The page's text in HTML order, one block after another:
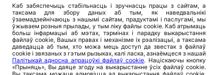
Каб забяспечыць стабільнасць і зручнасць працы з сайтам, а
таксама для збору даных аб тым, як наведвальнікі
ўзаемадзейнічаюць з нашымі сайтам, прадуктамі і паслугамі, мы
ўжываем розныя прылады, у тым ліку файлы cookie. Каб атрымаць
больш інфармацыі аб мэтах, тэрмінах і парадку выкарыстання
файлаў cookie, Вашых правах і механізме іх рэалізацыі, а таксама
даведацца аб тым, хто можа мець доступ да звестак з файлаў
cookie і звязаных з гэтым рызыках, калі ласка, азнаёмцеся з нашай
Палітыкай адносна апрацоўкі файлаў cookie. Націскаючы кнопку
«Прыняць», Вы даяце згоду на выкарыстанне ўсіх файлаў cookie.